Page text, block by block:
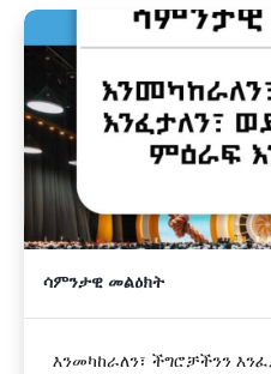
ሳምንታዊ መልዕክት
እንመካከራለን፣ ችግሮቻችንን